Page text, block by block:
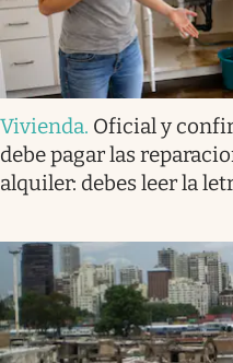
Vivienda. Oficial y
debe pagar las
alquiler: debes leer la